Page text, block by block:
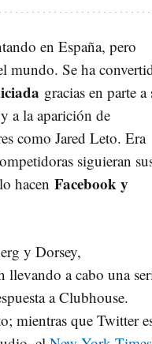
en España, pero
mundo. Se ha
gracias en parte a
a la aparición de
como Jared Leto. Era
siguieran
hacen Facebook y
y Dorsey,
llevando a cabo una
a Clubhouse.
mientras que Twitter